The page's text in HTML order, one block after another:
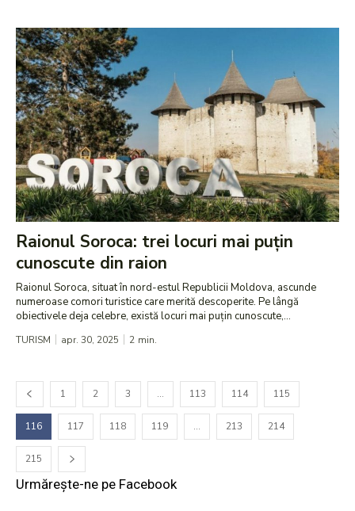
Raionul Soroca: trei locuri mai puțin
cunoscute din raion
Raionul Soroca, situat în nord-estul Republicii Moldova, ascunde
numeroase comori turistice care merită descoperite. Pe lângă
obiectivele deja celebre, există locuri mai puțin cunoscute,...
TURISM apr. 30, 2025 2 min.
1 2 3 … 113 114 115
116 117 118 119 … 213 214
215
Urmărește-ne pe Facebook